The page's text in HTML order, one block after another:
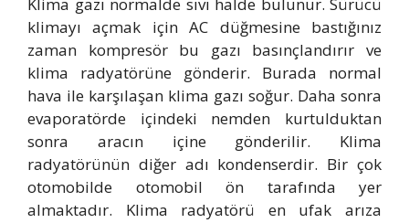
Klima gazı normalde sıvı halde bulunur. Sürücü
klimayı açmak için AC düğmesine bastığınız
zaman kompresör bu gazı basınçlandırır ve
klima radyatörüne gönderir. Burada normal
hava ile karşılaşan klima gazı soğur. Daha sonra
evaporatörde içindeki nemden kurtulduktan
sonra aracın içine gönderilir. Klima
radyatörünün diğer adı kondenserdir. Bir çok
otomobilde otomobil ön tarafında yer
almaktadır. Klima radyatörü en ufak arıza